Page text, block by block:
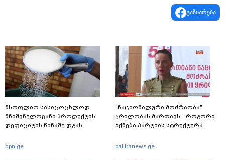
გაზიარება
მსოფლიო სასიცოცხლოდ
მნიშვნელოვანი პროდუქტის
დეფიციტის წინაშე დგას
bpn.ge
"ნაციონალური მოძრაობა"
ყრილობას მართავს - როგორი
იქნება პარტიის სტრუქტურა
palitranews.ge